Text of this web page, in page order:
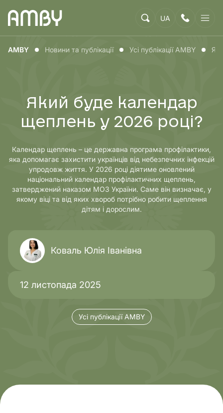
UA
AMBY Новини та публікації Усі публікації AMBY
Який буде календар
щеплень у 2026 році?
Календар щеплень – це державна програма профілактики,
яка допомагає захистити українців від небезпечних інфекцій
упродовж життя. У 2026 році діятиме оновлений
національний календар профілактичних щеплень,
затверджений наказом МОЗ України. Саме він визначає, у
якому віці та від яких хвороб потрібно робити щеплення
дітям і дорослим.
Коваль Юлія Іванівна
12 листопада 2025
Усі публікації AMBY